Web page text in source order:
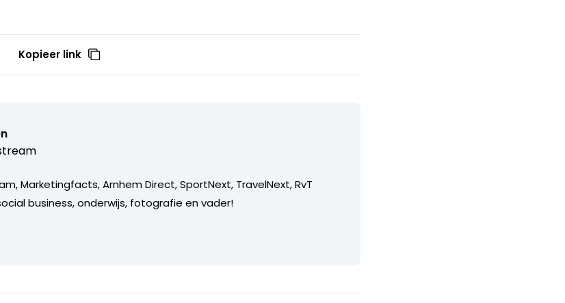
Kopieer link
Marketingfacts, Arnhem Direct, SportNext, TravelNext, RvT
business, onderwijs, fotografie en vader!